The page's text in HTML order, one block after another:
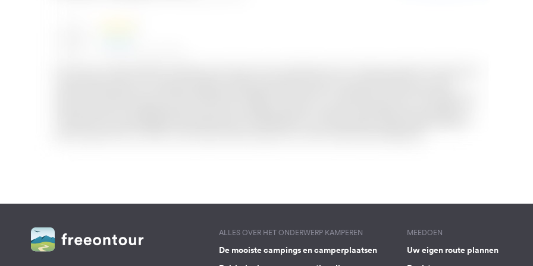
ALLES OVER HET ONDERWERP KAMPEREN
De mooiste campings en camperplaatsen
MEEDOEN
Uw eigen route plannen